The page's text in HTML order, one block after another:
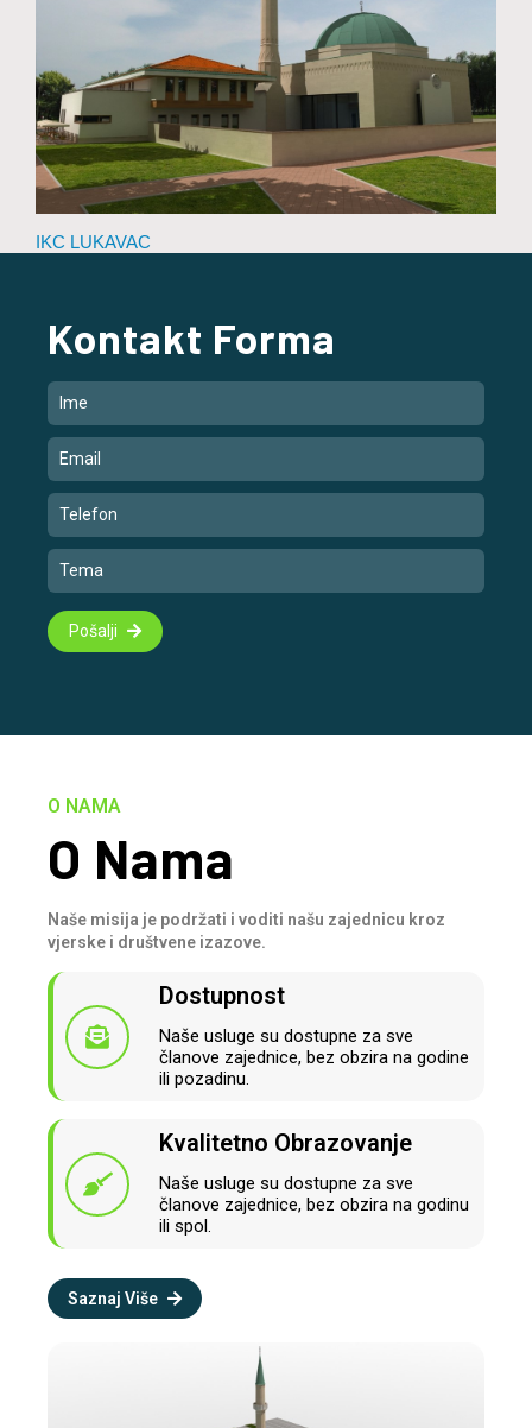
IKC LUKAVAC
Kontakt Forma
Pošalji
O NAMA
O Nama
Naše misija je podržati i voditi našu zajednicu kroz
vjerske i društvene izazove.
Dostupnost
Naše usluge su dostupne za sve
članove zajednice, bez obzira na godine
ili pozadinu.
Kvalitetno Obrazovanje
Naše usluge su dostupne za sve
članove zajednice, bez obzira na godinu
ili spol.
Saznaj Više